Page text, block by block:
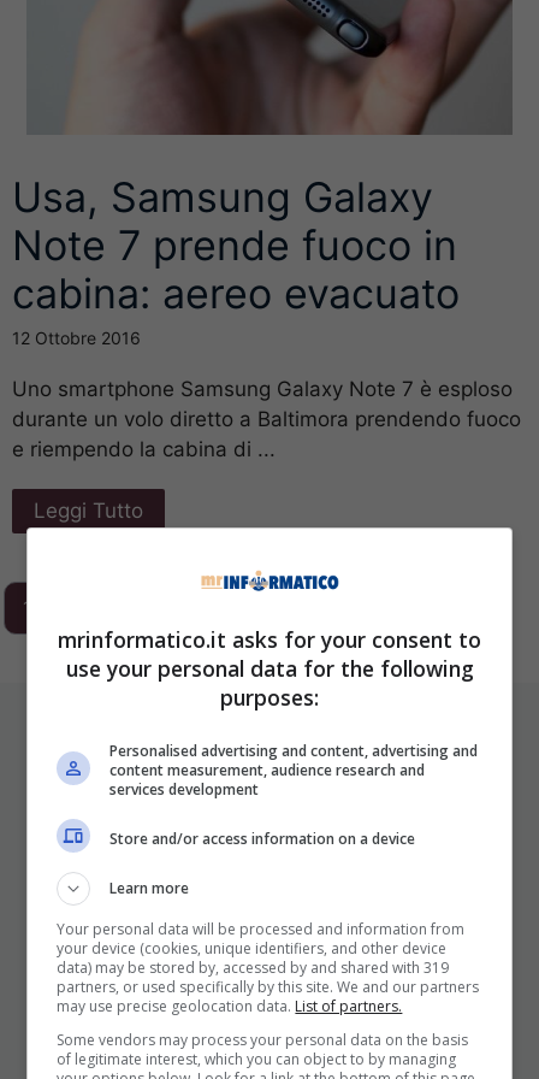
Usa, Samsung Galaxy
Note 7 prende fuoco in
cabina: aereo evacuato
12 Ottobre 2016
Uno smartphone Samsung Galaxy Note 7 è esploso
durante un volo diretto a Baltimora prendendo fuoco
e riempendo la cabina di ...
Leggi Tutto
1
I Pro E I Contro Di Una Nuova Moda
Che Punta A Cambiare Il Tabacco
Per Sempre
mrinformatico.it asks for your consent to
use your personal data for the following
purposes:
Personalised advertising and content, advertising and
content measurement, audience research and
services development
Store and/or access information on a device
Learn more
Your personal data will be processed and information from
your device (cookies, unique identifiers, and other device
data) may be stored by, accessed by and shared with 319
partners, or used specifically by this site. We and our partners
may use precise geolocation data. List of partners.
Some vendors may process your personal data on the basis
of legitimate interest, which you can object to by managing